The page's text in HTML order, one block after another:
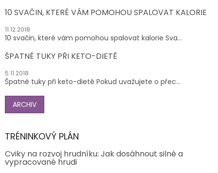
10 SVAČIN, KTERÉ VÁM POMOHOU SPALOVAT KALORIE
11.12.2018
10 svačin, které vám pomohou spalovat kalorie Sva...
ŠPATNÉ TUKY PŘI KETO-DIETĚ
5.11.2018
Špatné tuky při keto-dietě Pokud uvažujete o přec...
ARCHIV
TRÉNINKOVÝ PLÁN
Cviky na rozvoj hrudníku: Jak dosáhnout silné a
vypracované hrudi